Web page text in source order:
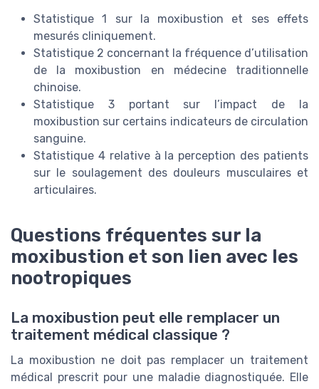
Statistique 1 sur la moxibustion et ses effets
mesurés cliniquement.
Statistique 2 concernant la fréquence d’utilisation
de la moxibustion en médecine traditionnelle
chinoise.
Statistique 3 portant sur l’impact de la
moxibustion sur certains indicateurs de circulation
sanguine.
Statistique 4 relative à la perception des patients
sur le soulagement des douleurs musculaires et
articulaires.
Questions fréquentes sur la
moxibustion et son lien avec les
nootropiques
La moxibustion peut elle remplacer un
traitement médical classique ?
La moxibustion ne doit pas remplacer un traitement
médical prescrit pour une maladie diagnostiquée. Elle